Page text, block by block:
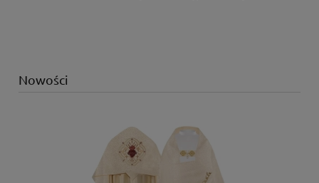
Nowości